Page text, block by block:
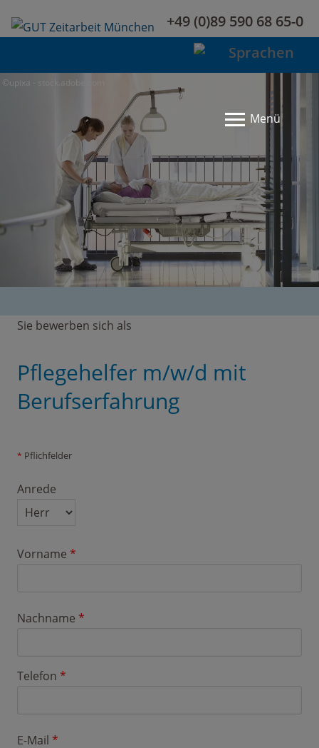
+49 (0)89 590 68 65-0
Menü
©upixa - stock.adobe.com
Sie bewerben sich als
Pflegehelfer m/w/d mit
Berufserfahrung
* Pflichfelder
Anrede
Vorname *
Nachname *
Telefon *
E-Mail *